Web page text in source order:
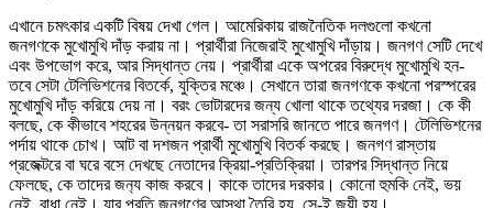
এখানে চমৎকার একটি বিষয় দেখা গেল। আমেরিকায় রাজনৈতিক দলগুলো কখনো
জনগণকে মুখোমুখি দাঁড় করায় না। প্রার্থীরা নিজেরাই মুখোমুখি দাঁড়ায়। জনগণ সেটি দেখে
এবং উপভোগ করে, আর সিদ্ধান্ত নেয়। প্রার্থীরা একে অপরের বিরুদ্ধে মুখোমুখি হন-
তবে সেটা টেলিভিশনের বিতর্কে, যুক্তির মঞ্চে। সেখানে তারা জনগণকে কখনো পরস্পরের
মুখোমুখি দাঁড় করিয়ে দেয় না। বরং ভোটারদের জন্য খোলা থাকে তথ্যের দরজা। কে কী
বলছে, কে কীভাবে শহরের উন্নয়ন করবে- তা সরাসরি জানতে পারে জনগণ। টেলিভিশনের
পর্দায় থাকে চোখ। আট বা দশজন প্রার্থী মুখোমুখি বিতর্ক করছে। জনগণ রাস্তায়
প্রজেক্টরে বা ঘরে বসে দেখছে নেতাদের ক্রিয়া-প্রতিক্রিয়া। তারপর সিদ্ধান্ত নিয়ে
ফেলছে, কে তাদের জন‍্য কাজ করবে। কাকে তাদের দরকার। কোনো হুমকি নেই, ভয়